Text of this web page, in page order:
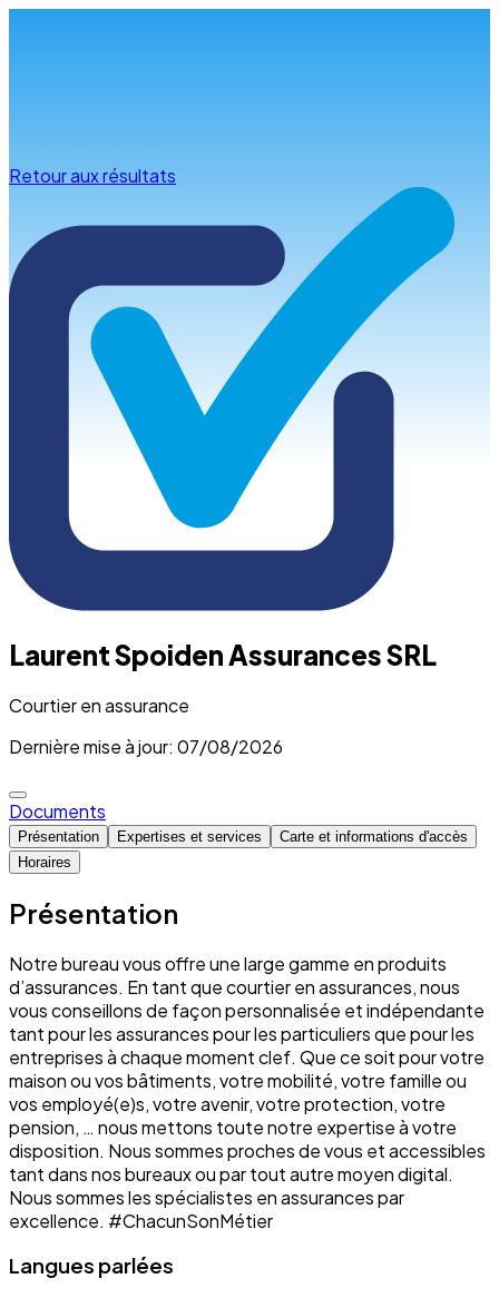
Retour aux résultats
Laurent Spoiden Assurances SRL
Courtier en assurance
Dernière mise à jour: 07/08/2026
Documents
Présentation Expertises et services
Carte et informations d'accès
Horaires
Présentation
Notre bureau vous offre une large gamme en produits
d’assurances. En tant que courtier en assurances, nous
vous conseillons de façon personnalisée et indépendante
tant pour les assurances pour les particuliers que pour les
entreprises à chaque moment clef. Que ce soit pour votre
maison ou vos bâtiments, votre mobilité, votre famille ou
vos employé(e)s, votre avenir, votre protection, votre
pension, … nous mettons toute notre expertise à votre
disposition. Nous sommes proches de vous et accessibles
tant dans nos bureaux ou par tout autre moyen digital.
Nous sommes les spécialistes en assurances par
excellence. #ChacunSonMétier
Langues parlées